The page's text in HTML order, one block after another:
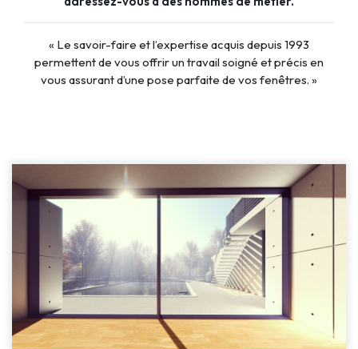
« Le savoir-faire et l’expertise acquis depuis 1993
permettent de vous offrir un travail soigné et précis en
vous assurant d’une pose parfaite de vos fenêtres. »